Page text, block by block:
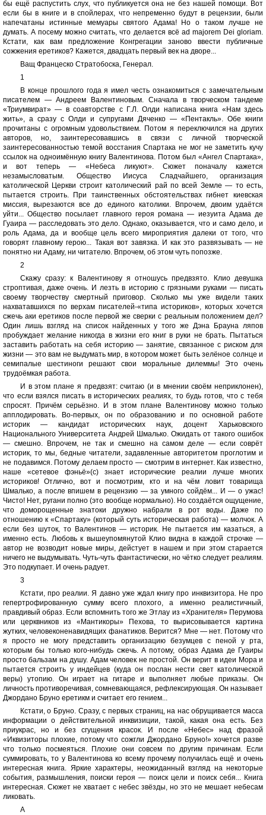
бы ещё распустить слух, что публикуется она не без нашей помощи. Вот
если бы в книге и в спойлерах, что непременно будут в рецензии, были
напечатаны истинные мемуары святого Адама! Но о таком лучше не
думать. А посему можно считать, что делается всё ad majorem Dei gloriam.
Кстати, как вам предложение Конгрегации заново ввести публичные
сожжения еретиков? Кажется, двадцать первый век на дворе...
Ващ Францеско Стратобоска, Генерал.
1
В конце прошлого года я имел честь ознакомиться с замечательным
писателем — Андреем Валентиновым. Сначала в творческом тандеме
«Триумвират» — в соавторстве с Г.Л. Олди написана книга «Нам здесь
жить», а сразу с Олди и супругами Дяченко — «Пентакль». Обе книги
прочитаны с огромным удовольствием. Потом я переключился на других
авторов, но, заинтересовавшись в связи с личной творческой
заинтересованностью темой восстания Спартака не мог не заметить кучу
ссылок на одноимённую книгу Валентинова. Потом был «Ангел Спартака»,
и вот теперь — «Небеса ликуют». Сюжет поначалу кажется
незамысловатым. Общество Иисуса Сладчайшего, организация
католической Церкви строит католический рай по всей Земле — то есть,
пытается строить. При таинственных обстоятельствах гибнет киевская
миссия, вырезаются все до единого католики. Впрочем, двоим удаётся
уйти... Общество посылает главного героя романа — иезуита Адама де
Гуаира — расследовать это дело. Однако, оказывается, что и само дело, и
роль Адама, да и вообще цель всего мироприятия далеки от того, что
говорят главному герою... Такая вот завязка. И как это развязывать — не
понятно ни Адаму, ни читателю. Впрочем, об этом чуть попозже.
2
Скажу сразу: к Валентинову я отношусь предвзято. Клио девушка
строптивая, даже очень. И лезть в историю с грязными руками — писать
своему творчеству смертный приговор. Сколько мы уже видели таких
нахватавшихся по верхам писателей-«типа историков», которых хочется
сжечь аки еретиков после первой же сверки с реальным положением дел?
Один лишь взгляд на список найденных у того же Дэна Брауна ляпов
пробуждает желание никогда в жизни его книг в руки не брать. Пытаться
заставить работать на себя историю — занятие, связанное с риском для
жизни — это вам не выдумать мир, в котором может быть зелёное солнце и
семипалые шестиноги решают свои моральные дилеммы! Это очень
трудоёмкая работа.
И в этом плане я предвзят: считаю (и в мнении своём неприклонен),
что если взялся писать в исторических реалиях, то будь готов, что с тебя
спросят. Причём серьёзно. И в этом плане Валентинову можно только
апплодировать. Во-первых, он по образованию и по основной работе
историк — кандидат исторических наук, доцент Харьковского
Национального Университета Андрей Шмалько. Ожидать от такого ошибок
— смешно. Впрочем, не так и смешно на самом деле — если соврёт
историк, то мы, бедные читатели, задавленные авторитетом проглотим и
не подавимся. Потому делаем просто — смотрим в интернет. Как известно,
наше «сетевое фэньё»(с) знает исторические реалии лучше многих
историков! Отлично, вот и посмотрим, кто и на чём ловит товарища
Шмалько, а после впишем в рецензию — за умного сойдём... И — о ужас!
Чисто! Нет, ругани полно (это вообще нормально). Но создаётся ощущение,
что доморощенные знатоки дружно набрали в рот воды. Даже по
отношению к «Спартаку» (который суть историческая работа) — молчок. А
если без шуток, то Валентинов — историк. Не пытается им казаться, а
именно есть. Любовь к вышеупомянутой Клио видна в каждой строчке —
автор не возводит новые миры, дейстует в нашем и при этом старается
ничего не выдумывать. Чуть-чуть фантастически, но чётко следует реалиям.
Это подкупает. И очень радует.
3
Кстати, про реалии. Я давно уже ждал книгу про инквизитора. Не про
гепертрофированную сумму всего плохого, а именно реалистичный,
правдивый образ. Если вспомнить того же Этлау из «Хранителя» Перумова
или церквников из «Мантикоры» Пехова, то вырисовывается картина
жутких, человеконенавидящих фанатиков. Верится? Мне — нет. Потому что
я просто не могу представить организацию безумцев с пеной у рта,
которым бы только кого-нибудь сжечь. А потому, образ Адама де Гуаиры
просто бальзам на душу. Адам человек не простой. Он верит в идеи Мора и
пытается строить у индейцев (куда он послан нести свет католической
веры) утопию. Он играет на гитаре и выполняет любые приказы. Он
личность противоречивая, сомневающаяся, рефлексирующая. Он называет
Джордано Бруно еретикм и считает его гением...
Кстати, о Бруно. Сразу, с первых страниц, на нас обрущивается масса
информации о действительной инквизиции, такой, какая она есть. Без
приукрас, но и без сгущения красок. И после «Небес» над фразой
«Иквизиторы плохие, потому что сожгли Джордано Бруно!» хочется разве
что только посмеяться. Плохие они совсем по другим причинам. Если
суммировать, то у Валентинова ко всему прочему получилась ещё и очень
интересная книга. Яркие характеры, неожиданный взгляд на некоторые
события, размышления, поиски героя — поиск цели и поиск себя... Книга
интересная. Сюжет не хватает с небес звёзды, но это не мешает небесам
ликовать.
A